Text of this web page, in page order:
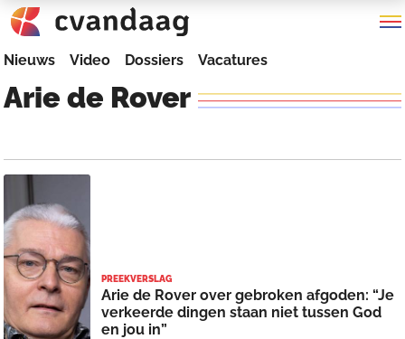
Nieuws Video Dossiers Vacatures
Arie de Rover
PREEKVERSLAG
Arie de Rover over gebroken afgoden: “Je
verkeerde dingen staan niet tussen God
en jou in”